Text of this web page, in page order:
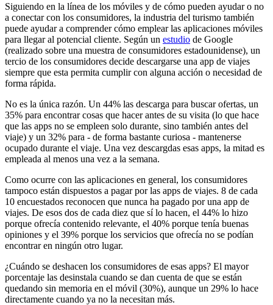
Siguiendo en la línea de los móviles y de cómo pueden ayudar o no
a conectar con los consumidores, la industria del turismo también
puede ayudar a comprender cómo emplear las aplicaciones móviles
para llegar al potencial cliente. Según un estudio de Google
(realizado sobre una muestra de consumidores estadounidense), un
tercio de los consumidores decide descargarse una app de viajes
siempre que esta permita cumplir con alguna acción o necesidad de
forma rápida.
No es la única razón. Un 44% las descarga para buscar ofertas, un
35% para encontrar cosas que hacer antes de su visita (lo que hace
que las apps no se empleen solo durante, sino también antes del
viaje) y un 32% para - de forma bastante curiosa - mantenerse
ocupado durante el viaje. Una vez descargdas esas apps, la mitad es
empleada al menos una vez a la semana.
Como ocurre con las aplicaciones en general, los consumidores
tampoco están dispuestos a pagar por las apps de viajes. 8 de cada
10 encuestados reconocen que nunca ha pagado por una app de
viajes. De esos dos de cada diez que sí lo hacen, el 44% lo hizo
porque ofrecía contenido relevante, el 40% porque tenía buenas
opiniones y el 39% porque los servicios que ofrecía no se podían
encontrar en ningún otro lugar.
¿Cuándo se deshacen los consumidores de esas apps? El mayor
porcentaje las desinstala cuando se dan cuenta de que se están
quedando sin memoria en el móvil (30%), aunque un 29% lo hace
directamente cuando ya no la necesitan más.